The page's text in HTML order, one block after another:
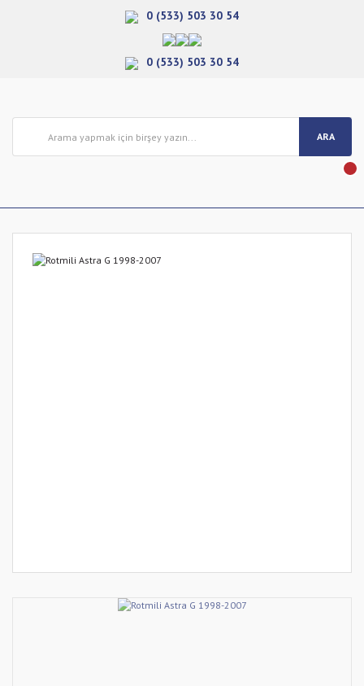
0 (533) 503 30 54
0 (533) 503 30 54
ARA